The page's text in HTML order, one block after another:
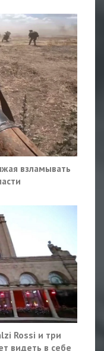
взламывать
Rossi и три
видеть в себе